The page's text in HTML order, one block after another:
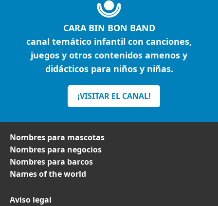
CARA BIN BON BAND
canal temático infantil con canciones,
juegos y otros contenidos amenos y
didácticos para niños y niñas.
¡VISITAR EL CANAL!
Nombres para mascotas
Nombres para negocios
Nombres para barcos
Names of the world
Aviso legal